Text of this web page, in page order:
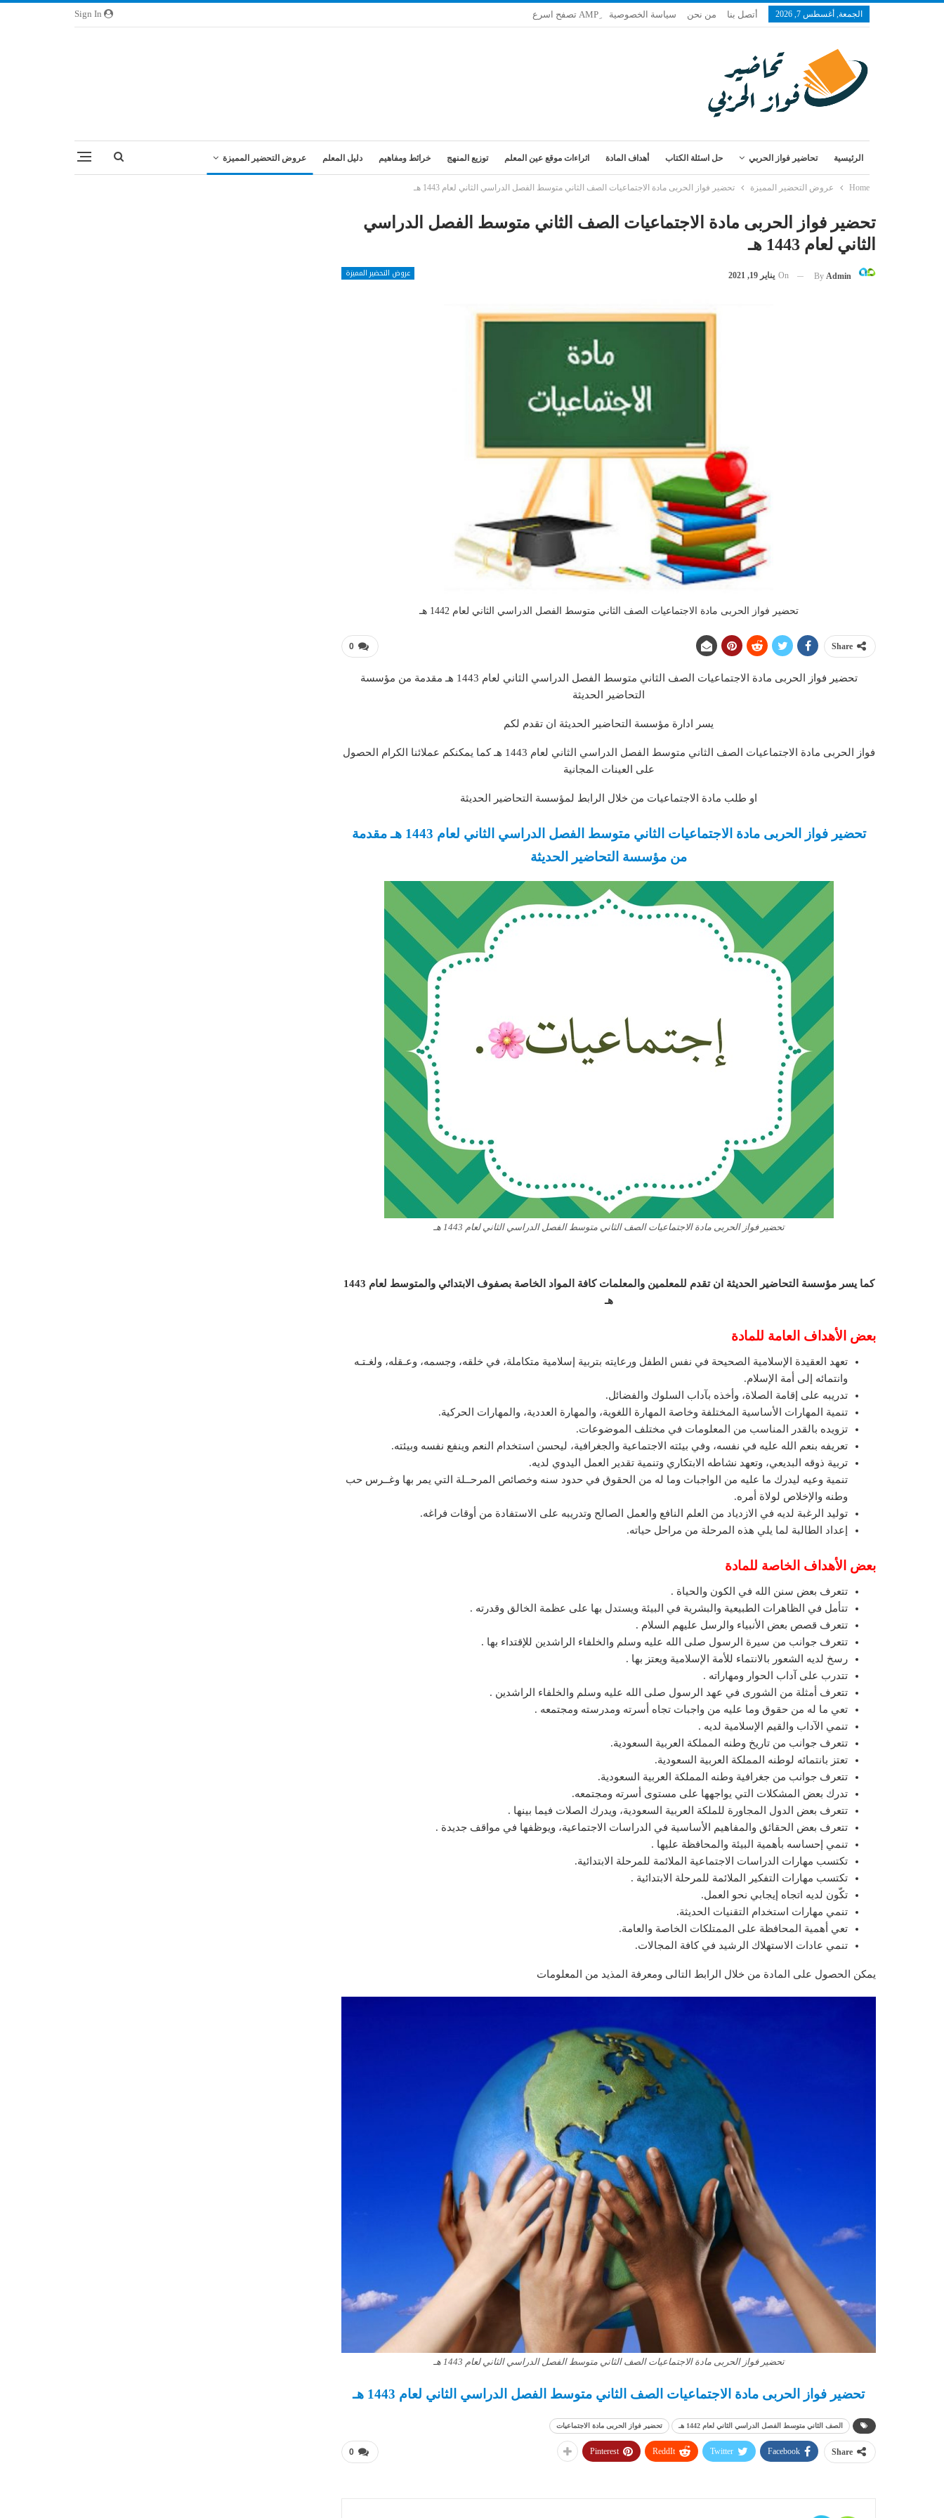
الجمعة, أغسطس 7, 2026 أتصل بنا من نحن سياسة الخصوصية
الرئيسية تحاضير فواز الحربي حل اسئلة الكتاب أهداف المادة اثراءات موقع عين المعلم توزيع المنهج خرائط ومفاهيم دليل المعلم عروض التحضير المميزة
Home عروض التحضير المميزة تحضير فواز الحربى مادة الاجتماعيات الصف الثاني متوسط الفصل الدراسي الثاني لعام 1443 هـ
تحضير فواز الحربى مادة الاجتماعيات الصف الثاني متوسط الفصل الدراسي
الثاني لعام 1443 هـ
عروض التحضير المميزة By Admin
On يناير 19, 2021
تحضير فواز الحربى مادة الاجتماعيات الصف الثاني متوسط الفصل الدراسي الثاني لعام 1442 هـ
0 Share
تحضير فواز الحربى مادة الاجتماعيات الصف الثاني متوسط الفصل الدراسي الثاني لعام 1443 هـ مقدمة من مؤسسة
التحاضير الحديثة
يسر ادارة مؤسسة التحاضير الحديثة ان تقدم لكم
فواز الحربى مادة الاجتماعيات الصف الثاني متوسط الفصل الدراسي الثاني لعام 1443 هـ كما يمكنكم عملائنا الكرام الحصول
على العينات المجانية
او طلب مادة الاجتماعيات من خلال الرابط لمؤسسة التحاضير الحديثة
تحضير فواز الحربى مادة الاجتماعيات الثاني متوسط الفصل الدراسي الثاني لعام 1443 هـ مقدمة
من مؤسسة التحاضير الحديثة
تحضير فواز الحربى مادة الاجتماعيات الصف الثاني متوسط الفصل الدراسي الثاني لعام 1443 هـ
كما يسر مؤسسة التحاضير الحديثة ان تقدم للمعلمين والمعلمات كافة المواد الخاصة بصفوف الابتدائي والمتوسط لعام 1443
هـ
بعض الأهداف العامة للمادة
تعهد العقيدة الإسلامية الصحيحة في نفس الطفل ورعايته بتربية إسلامية متكاملة، في خلقه، وجسمه، وعـقله، ولغـتـه
وانتمائه إلى أمة الإسلام.
تدريبه على إقامة الصلاة، وأخذه بآداب السلوك والفضائل.
تنمية المهارات الأساسية المختلفة وخاصة المهارة اللغوية، والمهارة العددية، والمهارات الحركية.
تزويده بالقدر المناسب من المعلومات في مختلف الموضوعات.
تعريفه بنعم الله عليه في نفسه، وفي بيئته الاجتماعية والجغرافية، ليحسن استخدام النعم وينفع نفسه وبيئته.
تربية ذوقه البديعي، وتعهد نشاطه الابتكاري وتنمية تقدير العمل اليدوي لديه.
تنمية وعيه ليدرك ما عليه من الواجبات وما له من الحقوق في حدود سنه وخصائص المرحــلة التي يمر بها وغــرس حب
وطنه والإخلاص لولاة أمره.
توليد الرغبة لديه في الازدياد من العلم النافع والعمل الصالح وتدريبه على الاستفادة من أوقات فراغه.
إعداد الطالبة لما يلي هذه المرحلة من مراحل حياته.
بعض الأهداف الخاصة للمادة
تتعرف بعض سنن الله في الكون والحياة .
تتأمل في الظاهرات الطبيعية والبشرية في البيئة ويستدل بها على عظمة الخالق وقدرته .
تتعرف قصص بعض الأنبياء والرسل عليهم السلام .
تتعرف جوانب من سيرة الرسول صلى الله عليه وسلم والخلفاء الراشدين للإقتداء بها .
رسخ لديه الشعور بالانتماء للأمة الإسلامية ويعتز بها .
تتدرب على آداب الحوار ومهاراته .
تتعرف أمثلة من الشورى في عهد الرسول صلى الله عليه وسلم والخلفاء الراشدين .
تعي ما له من حقوق وما عليه من واجبات تجاه أسرته ومدرسته ومجتمعه .
تنمي الآداب والقيم الإسلامية لديه .
تتعرف جوانب من تاريخ وطنه المملكة العربية السعودية.
تعتز بانتمائه لوطنه المملكة العربية السعودية.
تتعرف جوانب من جغرافية وطنه المملكة العربية السعودية.
تدرك بعض المشكلات التي يواجهها على مستوى أسرته ومجتمعه.
تتعرف بعض الدول المجاورة للملكة العربية السعودية، ويدرك الصلات فيما بينها .
تتعرف بعض الحقائق والمفاهيم الأساسية في الدراسات الاجتماعية، ويوظفها في مواقف جديدة .
تنمي إحساسه بأهمية البيئة والمحافظة عليها .
تكتسب مهارات الدراسات الاجتماعية الملائمة للمرحلة الابتدائية.
تكتسب مهارات التفكير الملائمة للمرحلة الابتدائية .
تكّون لديه اتجاه إيجابي نحو العمل.
تنمي مهارات استخدام التقنيات الحديثة.
تعي أهمية المحافظة على الممتلكات الخاصة والعامة.
تنمي عادات الاستهلاك الرشيد في كافة المجالات.
يمكن الحصول على المادة من خلال الرابط التالى ومعرفة المذيد من المعلومات
تحضير فواز الحربى مادة الاجتماعيات الصف الثاني متوسط الفصل الدراسي الثاني لعام 1443 هـ
تحضير فواز الحربى مادة الاجتماعيات الصف الثاني متوسط الفصل الدراسي الثاني لعام 1443 هـ
الصف الثاني متوسط الفصل الدراسي الثاني لعام 1442 هـ تحضير فواز الحربى مادة الاجتماعيات
0 Share
Facebook
Twitter
ReddIt
Pinterest